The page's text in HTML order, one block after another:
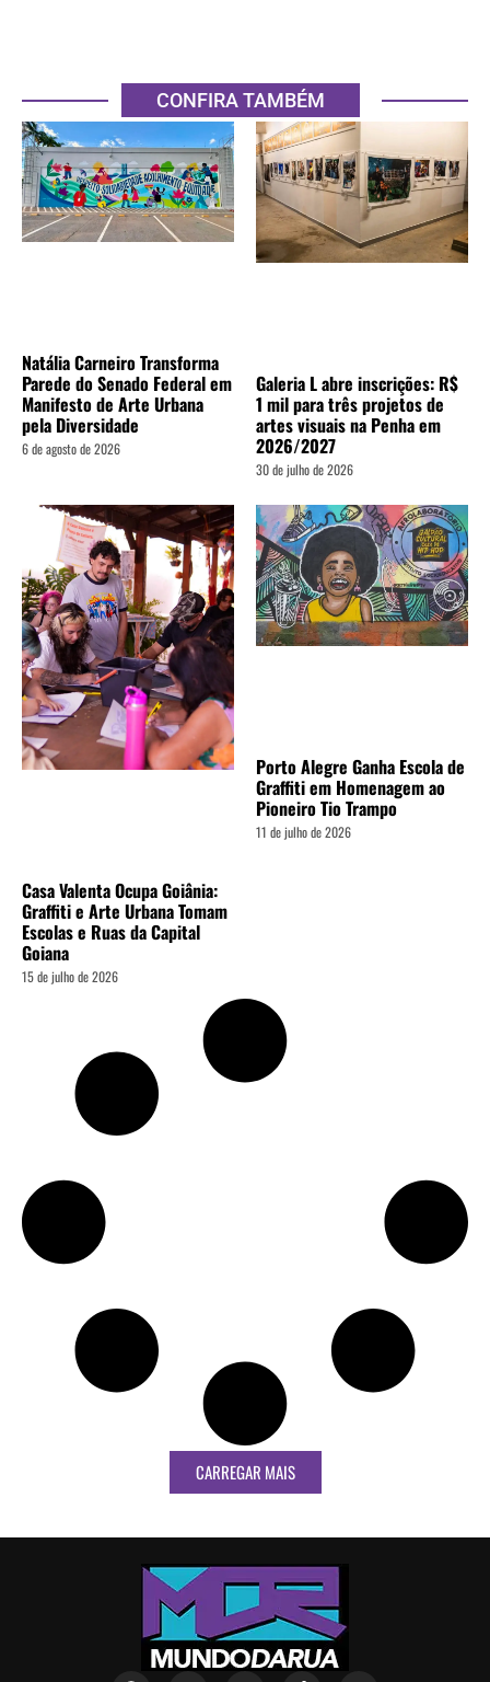
CONFIRA TAMBÉM
Natália Carneiro Transforma
Parede do Senado Federal em
Manifesto de Arte Urbana
pela Diversidade
6 de agosto de 2026
Galeria L abre inscrições: R$
1 mil para três projetos de
artes visuais na Penha em
2026/2027
30 de julho de 2026
Casa Valenta Ocupa Goiânia:
Graffiti e Arte Urbana Tomam
Escolas e Ruas da Capital
Goiana
15 de julho de 2026
Porto Alegre Ganha Escola de
Graffiti em Homenagem ao
Pioneiro Tio Trampo
11 de julho de 2026
CARREGAR MAIS